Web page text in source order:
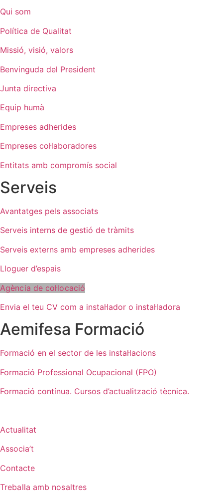
Qui som
Política de Qualitat
Missió, visió, valors
Benvinguda del President
Junta directiva
Equip humà
Empreses adherides
Empreses col·laboradores
Entitats amb compromís social
Serveis
Avantatges pels associats
Serveis interns de gestió de tràmits
Serveis externs amb empreses adherides
Lloguer d’espais
Agència de col·locació
Envia el teu CV com a instal·lador o instal·ladora
Aemifesa Formació
Formació en el sector de les instal·lacions
Formació Professional Ocupacional (FPO)
Formació contínua. Cursos d’actualització tècnica.
Actualitat
Associa’t
Contacte
Treballa amb nosaltres